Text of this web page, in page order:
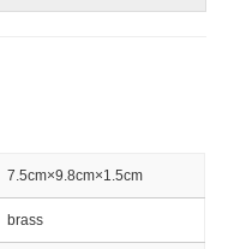
7.5cm×9.8cm×1.5cm
brass